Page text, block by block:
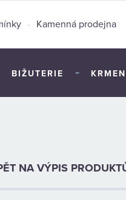
- Kamenná prodejna
BIŽUTERIE -
NA VÝPIS